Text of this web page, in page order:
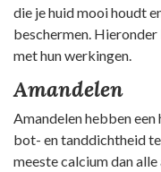
die je huid mooi houdt
beschermen.
met hun werkingen.
Amandelen
Amandelen hebben
bot- en tanddichtheid
meeste calcium dan